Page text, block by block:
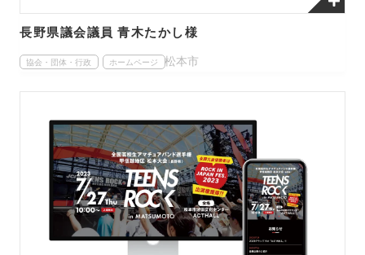
長野県議会議員 青木たかし様
協会・団体・行政 ホームページ 松本市